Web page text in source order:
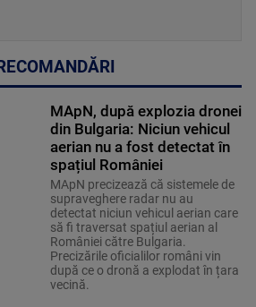
RECOMANDĂRI
MApN, după explozia dronei
din Bulgaria: Niciun vehicul
aerian nu a fost detectat în
spațiul României
MApN precizează că sistemele de
supraveghere radar nu au
detectat niciun vehicul aerian care
să fi traversat spațiul aerian al
României către Bulgaria.
Precizările oficialilor români vin
după ce o dronă a explodat în țara
vecină.